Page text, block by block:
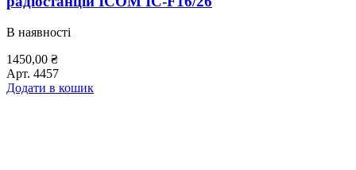
В наявності
1450,00 ₴
Арт. 4457
Додати в кошик